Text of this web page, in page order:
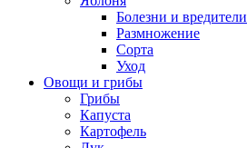
Болезни и вредители
Размножение
Сорта
Уход
Овощи и грибы
Грибы
Капуста
Картофель